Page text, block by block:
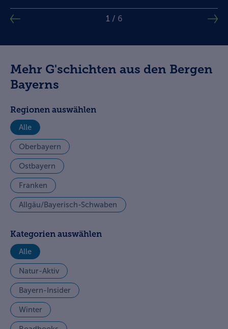
1 / 6
Mehr G'schichten aus den Bergen
Bayerns
Regionen auswählen
Alle
Oberbayern
Ostbayern
Franken
Allgäu/Bayerisch-Schwaben
Kategorien auswählen
Alle
Natur-Aktiv
Bayern-Insider
Winter